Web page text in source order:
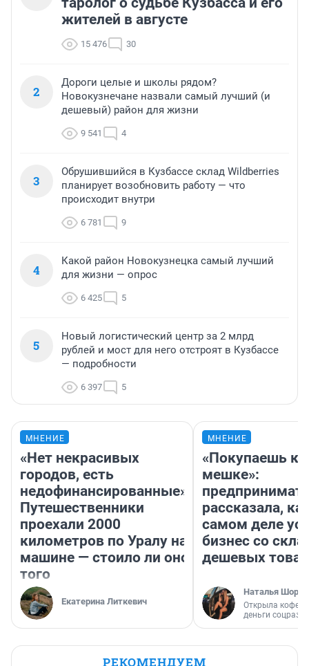
жителей в августе
15 476 30
2
Дороги целые и школы рядом?
Новокузнечане назвали самый лучший (и
дешевый) район для жизни
9 541 4
3
Обрушившийся в Кузбассе склад Wildberries
планирует возобновить работу — что
происходит внутри
6 781 9
4
Какой район Новокузнецка самый лучший
для жизни — опрос
6 425 5
5
Новый логистический центр за 2 млрд
рублей и мост для него отстроят в Кузбассе
— подробности
6 397 5
МНЕНИЕ
«Нет некрасивых
городов, есть
недофинансированные».
Путешественники
проехали 2000
километров по Уралу на
машине — стоило ли оно
того
Екатерина Литкевич
МНЕНИЕ
«Покупаешь
мешке»:
рассказала,
самом деле
бизнес со
дешевых
Наталья
Открыла
деньги
РЕКОМЕНДУЕМ